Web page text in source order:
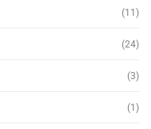
(11)
(24)
(3)
(1)